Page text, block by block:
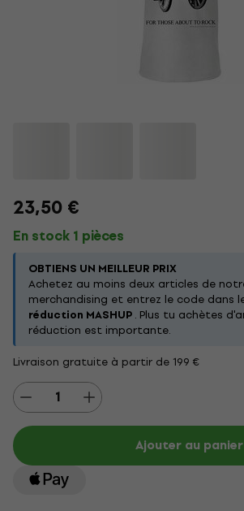
23,50 €
En stock 1 pièces
OBTIENS UN MEILLEUR PRIX
Achetez au moins deux articles de
merchandising et entrez le code dans
réduction MASHUP. Plus tu achètes
réduction est importante.
Livraison gratuite à partir de 199 €
Ajouter au panier